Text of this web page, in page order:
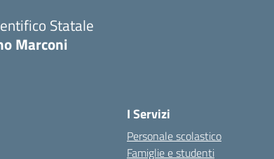
Statale
Marconi
I Servizi
Personale scolastico
Famiglie e studenti